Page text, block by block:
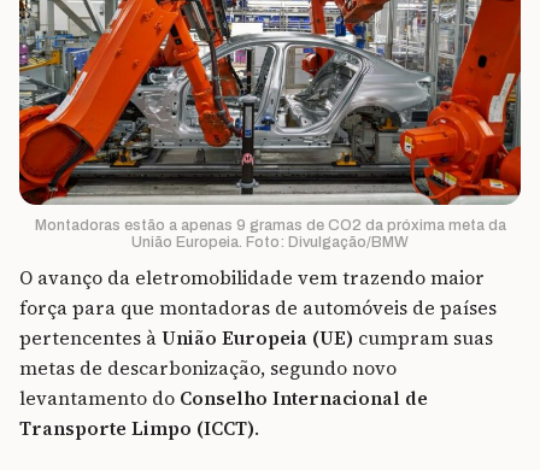
Montadoras estão a apenas 9 gramas de CO2 da próxima meta da
União Europeia. Foto: Divulgação/BMW
O avanço da eletromobilidade vem trazendo maior
força para que montadoras de automóveis de países
pertencentes àUnião Europeia (UE) cumpram suas
metas de descarbonização, segundo novo
levantamento do Conselho Internacional de
Transporte Limpo (ICCT).